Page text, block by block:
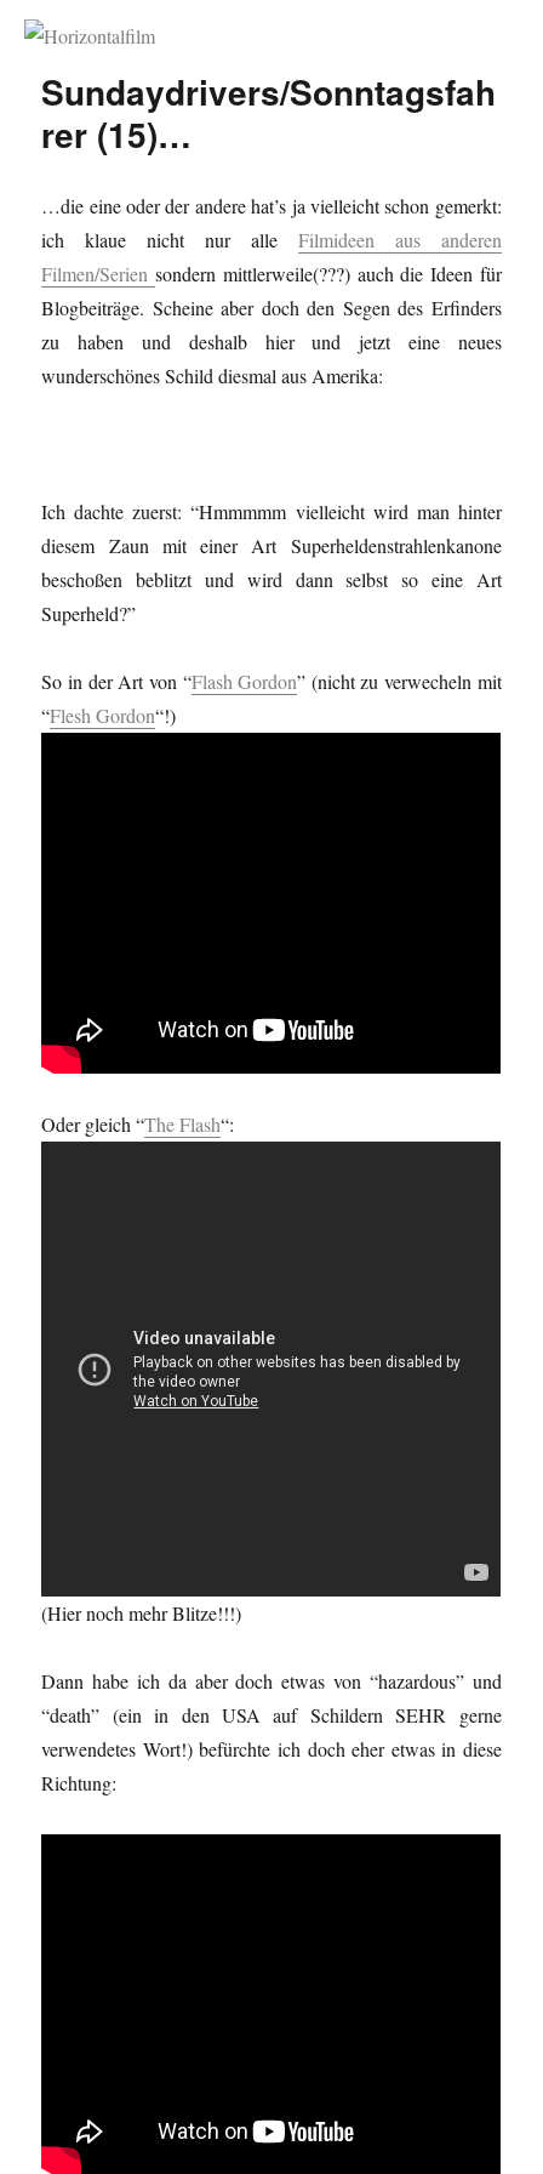
Horizontalfilm
Sundaydrivers/Sonntagsfah
rer (15)…
…die eine oder der andere hat’s ja vielleicht schon gemerkt:
ich klaue nicht nur alle Filmideen aus anderen
Filmen/Seriensondern mittlerweile(???) auch die Ideen für
Blogbeiträge. Scheine aber doch den Segen des Erfinders
zu haben und deshalb hier und jetzt eine neues
wunderschönes Schild diesmal aus Amerika:
Ich dachte zuerst: “Hmmmmm vielleicht wird man hinter
diesem Zaun mit einer Art Superheldenstrahlenkanone
beschoßen beblitzt und wird dann selbst so eine Art
Superheld?”
So in der Art von “Flash Gordon” (nicht zu verwecheln mit
“Flesh Gordon“!)
Oder gleich “The Flash“:
(Hier noch mehr Blitze!!!)
Dann habe ich da aber doch etwas von “hazardous” und
“death” (ein in den USA auf Schildern SEHR gerne
verwendetes Wort!) befürchte ich doch eher etwas in diese
Richtung: